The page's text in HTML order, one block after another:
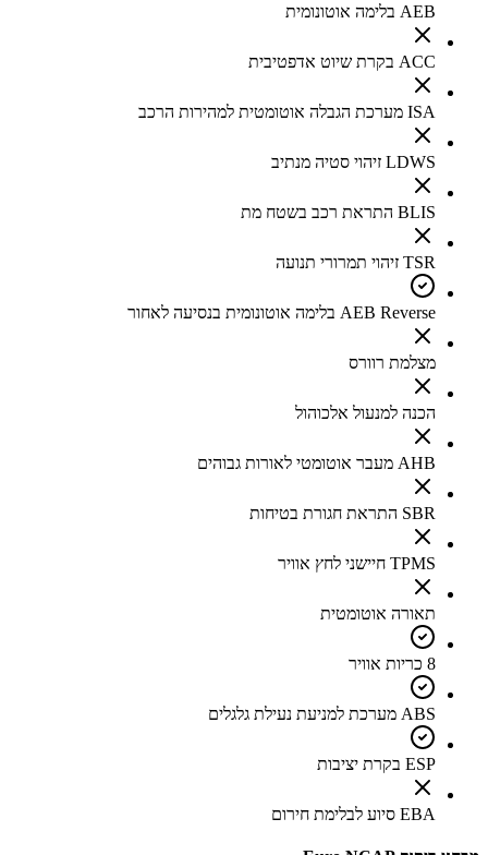
AEB בלימה אוטונומית
ACC בקרת שיוט אדפטיבית
ISA מערכת הגבלה אוטומטית למהירות הרכב
LDWS זיהוי סטיה מנתיב
BLIS התראת רכב בשטח מת
TSR זיהוי תמרורי תנועה
AEB Reverse בלימה אוטונומית בנסיעה לאחור
מצלמת רוורס
הכנה למנעול אלכוהול
AHB מעבר אוטומטי לאורות גבוהים
SBR התראת חגורת בטיחות
TPMS חיישני לחץ אוויר
תאורה אוטומטית
8 כריות אוויר
ABS מערכת למניעת נעילת גלגלים
ESP בקרת יציבות
EBA סיוע לבלימת חירום